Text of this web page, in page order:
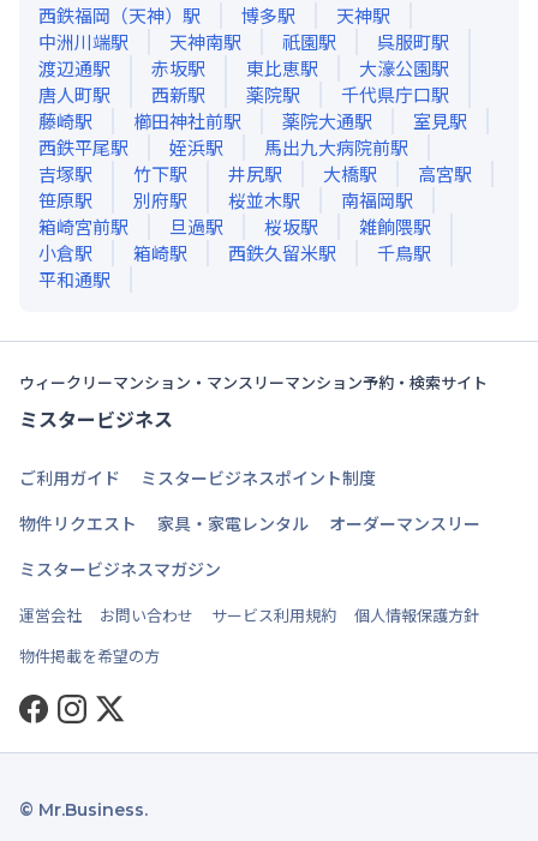
西鉄福岡（天神） 駅 博多駅 天神駅
中洲川端駅 天神南駅 祇園駅 呉服町駅
渡辺通駅 赤坂駅 東比恵駅 大濠公園駅
唐人町駅 西新駅 薬院駅 千代県庁口駅
藤崎駅 櫛田神社前駅 薬院大通駅 室見駅
西鉄平尾駅 姪浜駅 馬出九大病院前駅
吉塚駅 竹下駅 井尻駅 大橋駅 高宮駅
笹原駅 別府駅 桜並木駅 南福岡駅
箱崎宮前駅 旦過駅 桜坂駅 雑餉隈駅
小倉駅 箱崎駅 西鉄久留米駅 千鳥駅
平和通駅
ウィークリーマンション・マンスリーマンション予約・検索サイト
ミスタービジネス
ご利用ガイド
ミスタービジネスポイント制度
物件リクエスト
家具・家電レンタル
オーダーマンスリー
ミスタービジネスマガジン
運営会社 お問い合わせ サービス利用規約
個人情報保護方針
物件掲載を希望の方
Facebook
Instagram
Twitter
© Mr.Business.